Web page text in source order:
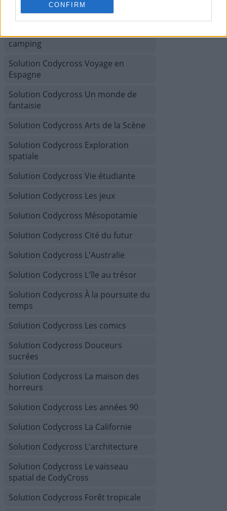
CONFIRM
Solution Codycross Spa et bien-être
camping
Solution Codycross Voyage en
Espagne
Solution Codycross Un monde de
fantaisie
Solution Codycross Arts de la Scène
Solution Codycross Exploration
spatiale
Solution Codycross Vie étudiante
Solution Codycross Les jeux
Solution Codycross Mésopotamie
Solution Codycross Cité du futur
Solution Codycross L'Australie
Solution Codycross L'île au trésor
Solution Codycross À la poursuite du
temps
Solution Codycross Les comics
Solution Codycross Douceurs
sucrées
Solution Codycross La maison des
horreurs
Solution Codycross Les années 90
Solution Codycross La Californie
Solution Codycross L'architecture
Solution Codycross Le vaisseau
spatial de CodyCross
Solution Codycross Forêt tropicale